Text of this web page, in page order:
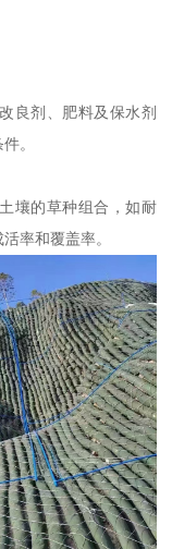
良剂、肥料及保水剂
。
壤的草种组合，如耐
率和覆盖率。